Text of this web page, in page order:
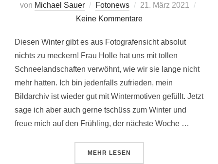
von Michael Sauer Fotonews
Veröffentlicht
am
21. März 2021
Keine Kommentare
Diesen Winter gibt es aus Fotografensicht absolut
nichts zu meckern! Frau Holle hat uns mit tollen
Schneelandschaften verwöhnt, wie wir sie lange nicht
mehr hatten. Ich bin jedenfalls zufrieden, mein
Bildarchiv ist wieder gut mit Wintermotiven gefüllt. Jetzt
sage ich aber auch gerne tschüss zum Winter und
freue mich auf den Frühling, der nächste Woche …
MEHR ÜBER „TSCHÜSS, DU SCHÖNER
LESEN